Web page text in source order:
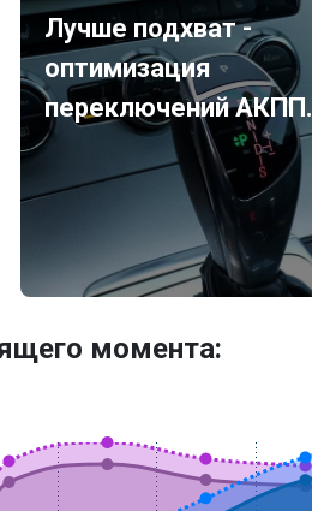
Лучше подхват -
оптимизация
переключений АКПП.
момента: